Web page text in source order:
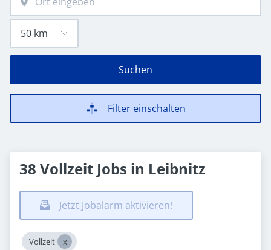
Suchen
Filter einschalten
38 Vollzeit Jobs in Leibnitz
Jetzt Jobalarm aktivieren!
Vollzeit